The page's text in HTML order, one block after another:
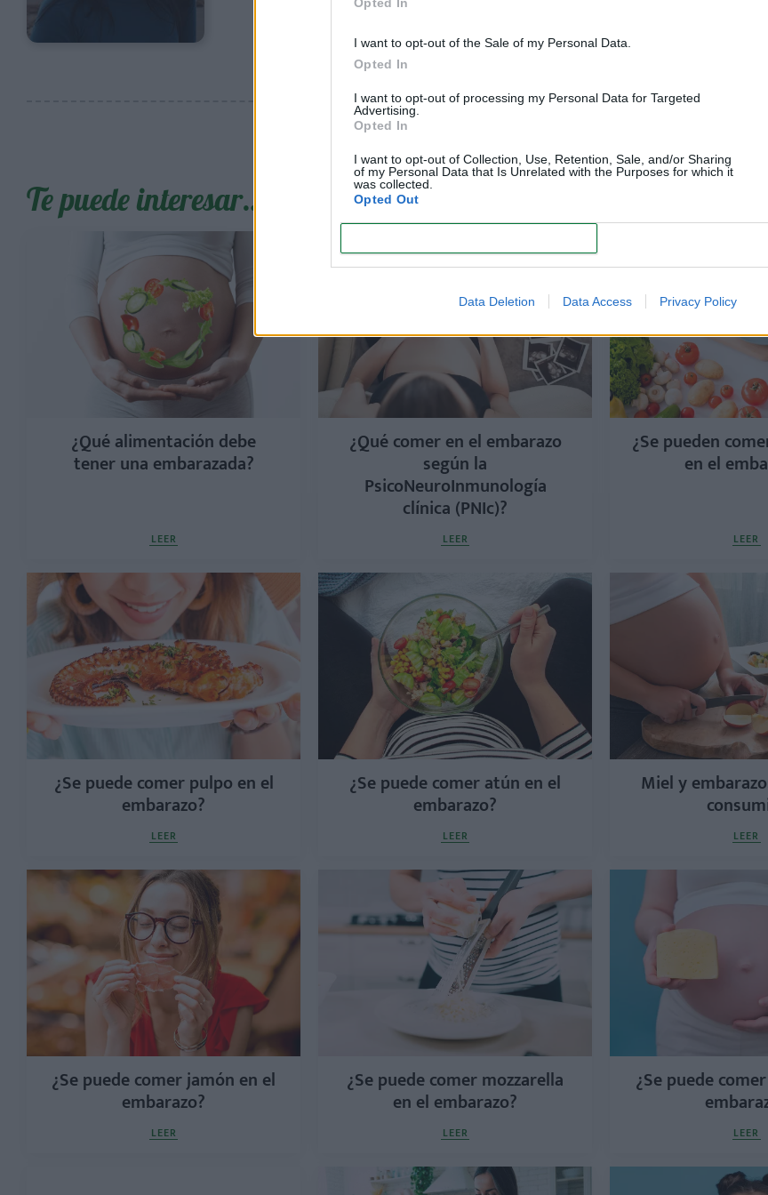
I want to opt-out of the Sale of my Personal Data.
Opted In
I want to opt-out of processing my Personal Data for Targeted
Advertising.
Opted In
I want to opt-out of Collection, Use, Retention, Sale, and/or Sharing
of my Personal Data that Is Unrelated with the Purposes for which it
was collected.
Opted Out
Data Deletion Data Access Privacy Policy
Te puede interesar…
¿Qué alimentación debe
tener una embarazada?
LEER
¿Qué comer en el embarazo
según la
PsicoNeuroInmunología
clínica (PNIc)?
LEER
¿Se pueden
en el
LEER
¿Se puede comer pulpo en el
embarazo?
LEER
¿Se puede comer atún en el
embarazo?
LEER
Miel y
LEER
¿Se puede comer jamón en el
embarazo?
LEER
¿Se puede comer mozzarella
en el embarazo?
LEER
¿Se puede
LEER